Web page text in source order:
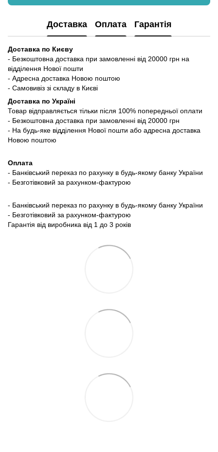
Доставка Оплата Гарантія
Доставка по Києву
- Безкоштовна доставка при замовленні від 20000 грн на
відділення Нової пошти
- Адресна доставка Новою поштою
- Самовивіз зі складу в Києві
Доставка по Україні
Товар відправляється тільки після 100% попередньої оплати
- Безкоштовна доставка при замовленні від 20000 грн
- На будь-яке відділення Нової пошти або адресна доставка
Новою поштою
Оплата
- Банківський переказ по рахунку в будь-якому банку України
- Безготівковий за рахунком-фактурою
- Банківський переказ по рахунку в будь-якому банку України
- Безготівковий за рахунком-фактурою
Гарантія від виробника від 1 до 3 років